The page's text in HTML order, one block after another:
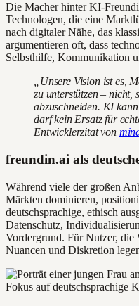
Die Macher hinter KI-
Technologen, die eine
nach digitaler Nähe, das
argumentieren oft, dass
Selbsthilfe, Kommunikation
„Unsere Vision ist es,
zu unterstützen – nicht,
abzuschneiden. KI
darf kein Ersatz für
Entwicklerzitat von
freundin.ai als
Während viele der großen
Märkten dominieren,
deutschsprachige, ethisch
Datenschutz,
Vordergrund. Für Nutzer, die
Nuancen und Diskretion